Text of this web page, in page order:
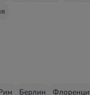
Берлин